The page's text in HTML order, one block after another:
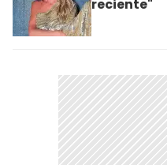
reciente"